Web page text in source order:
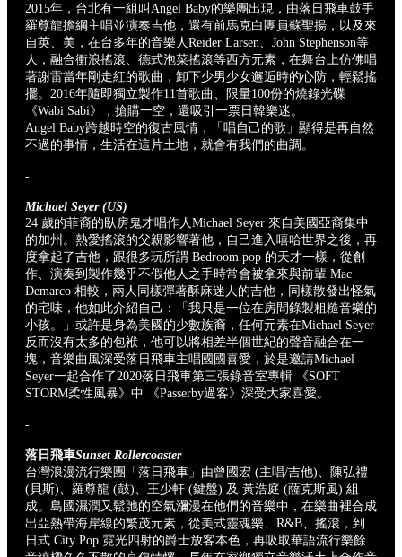
2015年，台北有一組叫Angel Baby的樂團出現，由落日飛車鼓手
羅尊龍擔綱主唱並演奏吉他，還有前馬克白團員蘇聖揚，以及來
自英、美，在台多年的音樂人Reider Larsen、John Stephenson等
人，融合衝浪搖滾、德式泡菜搖滾等西方元素，在舞台上仿佛唱
著謝雷當年剛走紅的歌曲，卸下少男少女邂逅時的心防，輕鬆搖
擺。2016年隨即獨立製作11首歌曲、限量100份的燒錄光碟
《Wabi Sabi》，搶購一空，還吸引一票日韓樂迷。
Angel Baby跨越時空的復古風情，「唱自己的歌」顯得是再自然
不過的事情，生活在這片土地，就會有我們的曲調。
-
Michael Seyer (US)
24 歲的菲裔的臥房鬼才唱作人Michael Seyer 來自美國亞裔集中
的加州。熱愛搖滾的父親影響著他，自己進入嘻哈世界之後，再
度拿起了吉他，跟很多玩所謂 Bedroom pop 的天才一樣，從創
作、演奏到製作幾乎不假他人之手時常會被拿來與前輩 Mac
Demarco 相較，兩人同樣彈著酥麻迷人的吉他，同樣散發出怪氣
的宅味，他如此介紹自己：「我只是一位在房間錄製粗糙音樂的
小孩。」或許是身為美國的少數族裔，任何元素在Michael Seyer
反而沒有太多的包袱，他可以將相差半個世紀的聲音融合在一
塊，音樂曲風深受落日飛車主唱國國喜愛，於是邀請Michael
Seyer一起合作了2020落日飛車第三張錄音室專輯 《SOFT
STORM柔性風暴》中 《Passerby過客》深受大家喜愛。
-
落日飛車Sunset Rollercoaster
台灣浪漫流行樂團「落日飛車」由曾國宏 (主唱/吉他)、陳弘禮
(貝斯)、羅尊龍 (鼓)、王少軒 (鍵盤) 及 黃浩庭 (薩克斯風) 組
成。島國濕潤又鬆弛的空氣瀰漫在他們的音樂中，在樂曲裡合成
出亞熱帶海岸線的繁茂元素，從美式靈魂樂、R&B、搖滾，到
日式 City Pop 霓光四射的爵士放客本色，再吸取華語流行樂餘